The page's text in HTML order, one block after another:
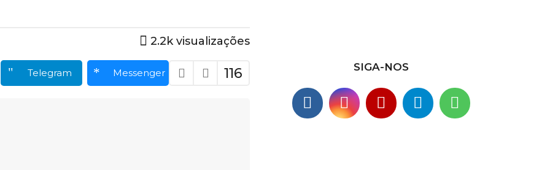
2.2k visualizações
116
Telegram Messenger SIGA-NOS